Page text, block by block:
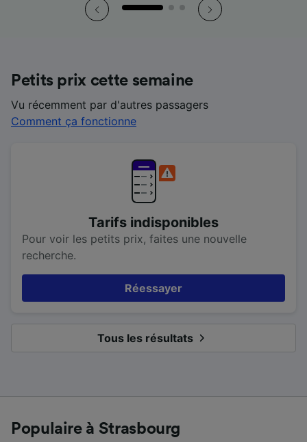
Petits prix cette semaine
Vu récemment par d'autres passagers
Comment ça fonctionne
Tarifs indisponibles
Pour voir les petits prix, faites une nouvelle
recherche.
Réessayer
Tous les résultats
Populaire à Strasbourg